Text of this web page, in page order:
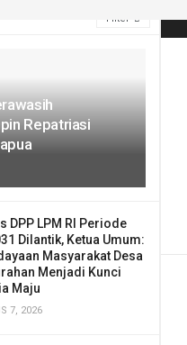
Filter
Repatriasi
DPP LPM RI Periode
Dilantik, Ketua Umum:
Masyarakat Desa
Menjadi Kunci
Maju
7, 2026